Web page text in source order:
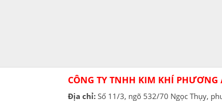
CÔNG TY TNHH KIM KHÍ PHƯƠNG
Địa chỉ: Số 11/3, ngõ 532/70 Ngọc Thụy,